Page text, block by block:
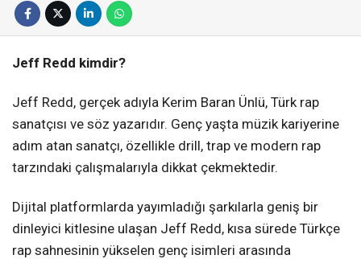
Jeff Redd kimdir?
Jeff Redd, gerçek adıyla Kerim Baran Ünlü, Türk rap
sanatçısı ve söz yazarıdır. Genç yaşta müzik kariyerine
adım atan sanatçı, özellikle drill, trap ve modern rap
tarzındaki çalışmalarıyla dikkat çekmektedir.
Dijital platformlarda yayımladığı şarkılarla geniş bir
dinleyici kitlesine ulaşan Jeff Redd, kısa sürede Türkçe
rap sahnesinin yükselen genç isimleri arasında